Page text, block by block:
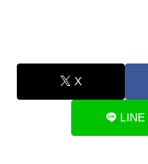
X
LINE